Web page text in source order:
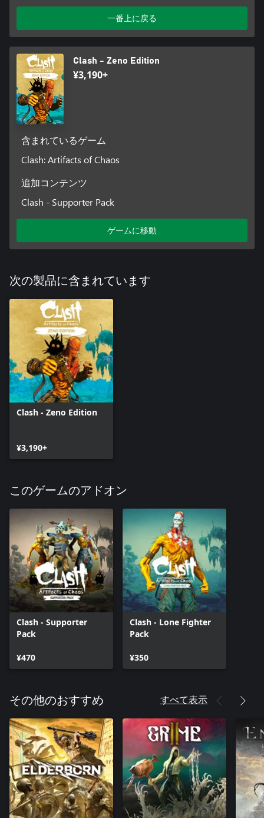
一番上に戻る
Clash - Zeno Edition
¥3,190+
含まれているゲーム
Clash: Artifacts of Chaos
追加コンテンツ
Clash - Supporter Pack
ゲームに移動
次の製品に含まれています
Clash - Zeno Edition
¥3,190+
このゲームのアドオン
Clash - Supporter
Pack
¥470
Clash - Lone Fighter
Pack
¥350
その他のおすすめ すべて表示